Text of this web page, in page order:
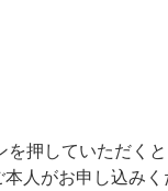
押していただくと
人がお申し込みく